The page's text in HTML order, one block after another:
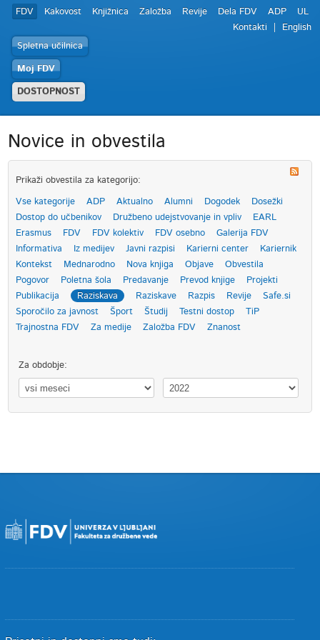
FDV Kakovost Knjižnica Založba Revije Dela FDV ADP
UL
Kontakti
English
Spletna učilnica
Moj FDV
DOSTOPNOST
Novice in obvestila
Prikaži obvestila za kategorijo:
Vse kategorije ADP Aktualno Alumni Dogodek
Dosežki
Dostop do učbenikov
Družbeno udejstvovanje in vpliv
EARL
Erasmus
FDV FDV kolektiv FDV osebno
Galerija FDV
Informativa
Iz medijev Javni razpisi Karierni center
Kariernik
Kontekst
Mednarodno Nova knjiga Objave
Obvestila
Pogovor
Poletna šola Predavanje Prevod knjige
Projekti
Publikacija
Raziskava Raziskave Razpis Revije
Safe.si
Sporočilo za javnost
Šport Študij Testni dostop
TiP
Trajnostna FDV
Za medije Založba FDV Znanost
Za obdobje: